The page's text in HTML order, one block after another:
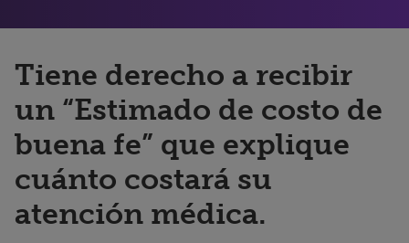
Tiene derecho a recibir
un “Estimado de costo de
buena fe” que explique
cuánto costará su
atención médica.